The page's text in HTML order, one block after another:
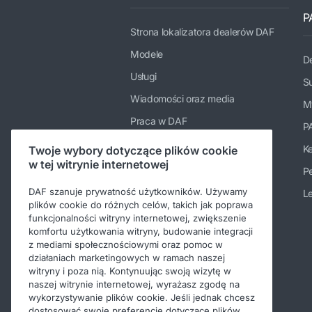
Strona lokalizatora dealerów DAF
Modele
Usługi
Wiadomości oraz media
Praca w DAF
Kontakt DAF Trucks Polska
Kodeks postępowania
Twoje wybory dotyczące plików cookie
w tej witrynie internetowej
DAF szanuje prywatność użytkowników. Używamy
plików cookie do różnych celów, takich jak poprawa
funkcjonalności witryny internetowej, zwiększenie
komfortu użytkowania witryny, budowanie integracji
z mediami społecznościowymi oraz pomoc w
działaniach marketingowych w ramach naszej
witryny i poza nią. Kontynuując swoją wizytę w
naszej witrynie internetowej, wyrażasz zgodę na
wykorzystywanie plików cookie. Jeśli jednak chcesz